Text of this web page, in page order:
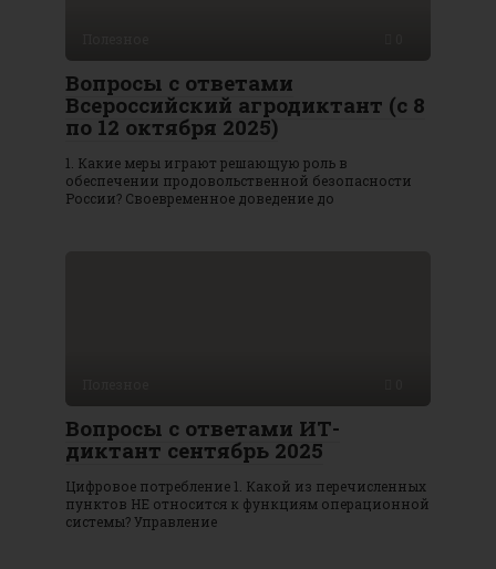
Вопросы с ответами
Всероссийский агродиктант (с 8
по 12 октября 2025)
1. Какие меры играют решающую роль в
обеспечении продовольственной безопасности
России? Своевременное доведение до
Вопросы с ответами ИТ-
диктант сентябрь 2025
Цифровое потребление 1. Какой из перечисленных
пунктов НЕ относится к функциям операционной
системы? Управление